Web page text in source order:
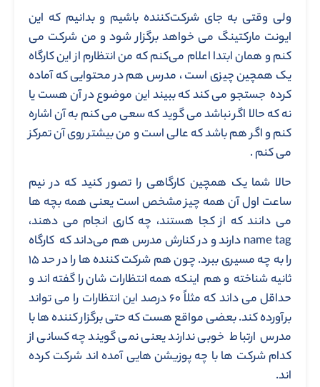
ولی وقتی به جای شرکت‌کننده باشیم و بدانیم که این
ایونت مارکتینگ می خواهد برگزار شود و من شرکت می
کنم و همان ابتدا اعلام می‌کنم که من انتظارم از این کارگاه
یک همچین چیزی است ، مدرس هم در محتوایی که آماده
کرده جستجو می کند که ببیند این موضوع در آن هست یا
نه که حالا اگر نباشد می گوید که سعی می کنم به آن اشاره
کنم و اگر هم باشد که عالی است و من بیشتر روی آن تمرکز
می کنم .
حالا شما یک همچین کارگاهی را تصور کنید که در نیم
ساعت اول آن همه چیز مشخص است یعنی همه بچه ها
می دانند که از کجا هستند، چه کاری انجام می دهند،
name tag دارند و در کنارش مدرس هم می‌داند که کارگاه
را به چه مسیری ببرد. چون هم شرکت کننده ها را در حد ۱۵
ثانیه شناخته و هم اینکه همه انتظارات شان را گفته اند و
حداقل می داند که مثلاً ۶۰ درصد این انتظارات را می تواند
برآورده کند. بعضی مواقع هست که حتی برگزار کننده ها با
مدرس ارتباط خوبی ندارند یعنی نمی گویند چه کسانی از
کدام شرکت ها با چه پوزیشن هایی آمده اند شرکت کرده
اند.